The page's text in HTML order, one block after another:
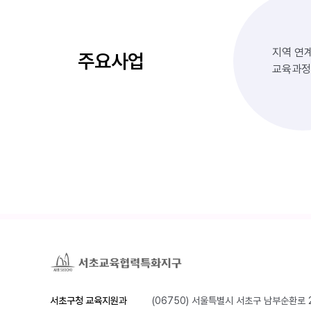
주요사업
지역 연
교육과
서초구청 교육지원과 (06750) 서울특별시 서초구 남부순환